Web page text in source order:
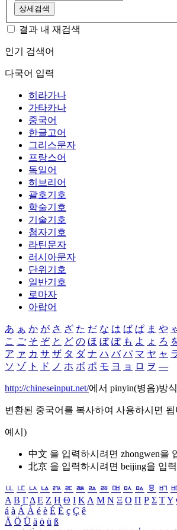
상세검색
결과 내 재검색
인기 검색어
다국어 입력
히라가나
가타카나
중국어
한글고어
그리스문자
프랑스어
독일어
히브리어
괄호기호
학술기호
기술기호
첨자기호
라틴문자
러시아문자
단위기호
일반기호
로마자
아랍어
あ ぁ か が さ ざ た だ な は ば ぱ ま や
こ ご そ ぞ と ど の ほ ぼ ぽ も よ ょ ろ
ア ァ カ サ ザ タ ダ ナ ハ バ パ マ ヤ ャ
ソ ゾ ト ド ノ ホ ボ ポ モ ヨ ョ ロ ヲ ―
http://chineseinput.net/에서 pinyin(병음)방
변환된 중국어를 복사하여 사용하시면 됩
예시)
中文 을 입력하시려면 zhongwen을
北京 을 입력하시려면 beijing을 입
ㅥ ㅦ ㅧ ㅨ ㅩ ㅪ ㅫ ㅬ ㅭ ㅮ ㅯ ㅰ ㅱ ㅲ
Α Β ΓΔ Ε Ζ Η Θ Ι ΚΛ Μ Ν Ξ Ο Π Ρ Σ ΤΥ
á à Á À é è É È ç Ç ê
Ä Ö Ü ä ö ü ß